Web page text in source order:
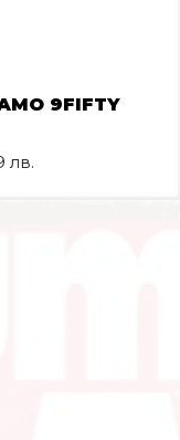
9FIFTY
лв.